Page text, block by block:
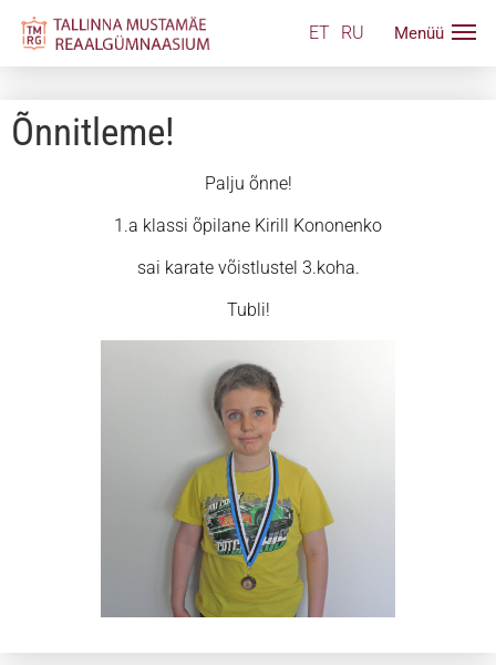
ET RU
Õnnitleme!
Palju õnne!
1.a klassi õpilane Kirill Kononenko
sai karate võistlustel 3.koha.
Tubli!